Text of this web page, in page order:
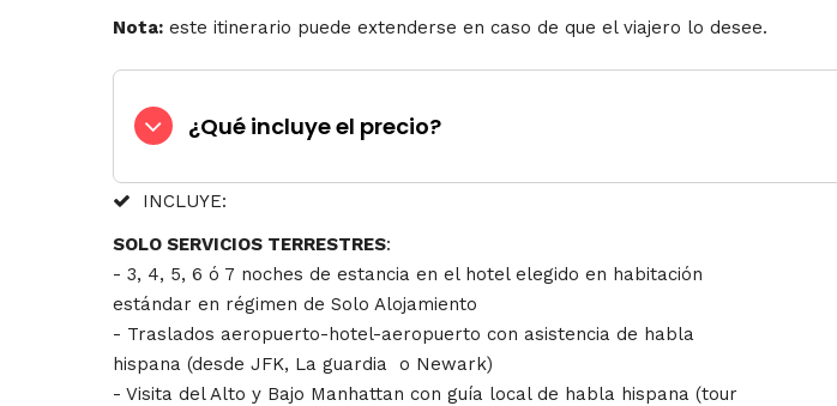
Nota: este itinerario puede extenderse en caso de que el viajero lo desee.
¿Qué incluye el precio?
INCLUYE:
SOLO SERVICIOS TERRESTRES:
- 3, 4, 5, 6 ó 7 noches de estancia en el hotel elegido en habitación
estándar en régimen de Solo Alojamiento
- Traslados aeropuerto-hotel-aeropuerto con asistencia de habla
hispana (desde JFK, La guardia o Newark)
- Visita del Alto y Bajo Manhattan con guía local de habla hispana (tour